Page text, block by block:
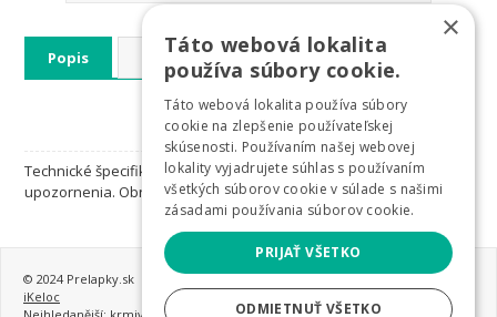
Popis Technické parametre
Technické špecifikácie sa môžu zmeniť bez výslovného
upozornenia. Obrázky majú len informatívny charakter.
© 2024 Prelapky.sk
iKeloc
×
Táto webová lokalita
používa súbory cookie.
Táto webová lokalita používa súbory
cookie na zlepšenie používateľskej
skúsenosti. Používaním našej webovej
lokality vyjadrujete súhlas s používaním
všetkých súborov cookie v súlade s našimi
zásadami používania súborov cookie.
PRIJAŤ VŠETKO
ODMIETNUŤ VŠETKO